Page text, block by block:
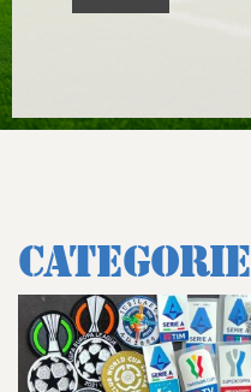
CATEGORIE